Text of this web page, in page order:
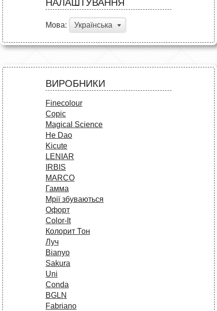
НАЛАШТУВАННЯ
Мова: Українська
ВИРОБНИКИ
Finecolour
Copic
Magical Science
He Dao
Kicute
LENIAR
IRBIS
MARCO
Гамма
Мрії збуваються
Офорт
Сolor-It
Колорит Тон
Луч
Bianyo
Sakura
Uni
Conda
BGLN
Fabriano